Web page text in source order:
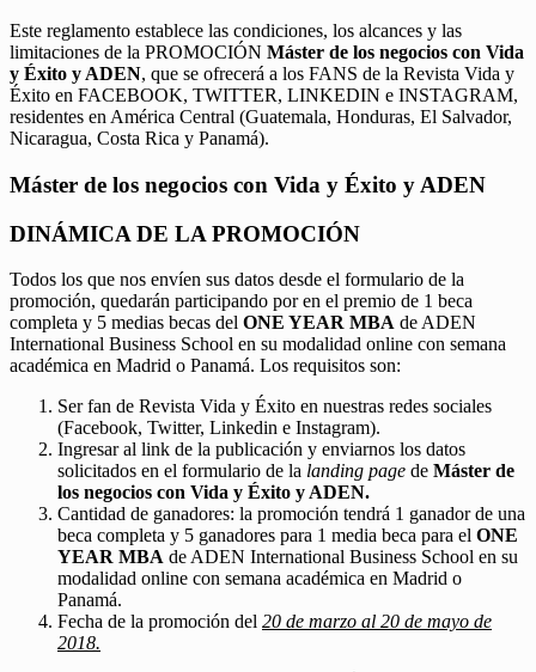
Este reglamento establece las condiciones, los alcances y las
limitaciones de la PROMOCIÓN Máster de los negocios con Vida
y Éxito y ADEN, que se ofrecerá a los FANS de la Revista Vida y
Éxito en FACEBOOK, TWITTER, LINKEDIN e INSTAGRAM,
residentes en América Central (Guatemala, Honduras, El Salvador,
Nicaragua, Costa Rica y Panamá).
Máster de los negocios con Vida y Éxito y ADEN
DINÁMICA DE LA PROMOCIÓN
Todos los que nos envíen sus datos desde el formulario de la
promoción, quedarán participando por en el premio de 1 beca
completa y 5 medias becas del ONE YEAR MBA de ADEN
International Business School en su modalidad online con semana
académica en Madrid o Panamá. Los requisitos son:
Ser fan de Revista Vida y Éxito en nuestras redes sociales
(Facebook, Twitter, Linkedin e Instagram).
Ingresar al link de la publicación y enviarnos los datos
solicitados en el formulario de la landing page de Máster de
los negocios con Vida y Éxito y ADEN.
Cantidad de ganadores: la promoción tendrá 1 ganador de una
beca completa y 5 ganadores para 1 media beca para el ONE
YEAR MBA de ADEN International Business School en su
modalidad online con semana académica en Madrid o
Panamá.
Fecha de la promoción del 20 de marzo al 20 de mayo de
2018.